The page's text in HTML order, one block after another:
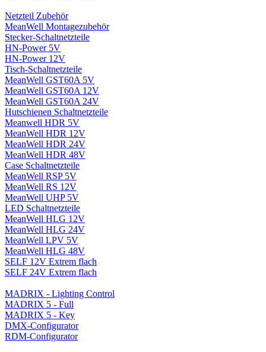
Netzteil Zubehör
MeanWell Montagezubehör
Stecker-Schaltnetzteile
HN-Power 5V
HN-Power 12V
Tisch-Schaltnetzteile
MeanWell GST60A 5V
MeanWell GST60A 12V
MeanWell GST60A 24V
Hutschienen Schaltnetzteile
Meanwell HDR 5V
MeanWell HDR 12V
MeanWell HDR 24V
MeanWell HDR 48V
Case Schaltnetzteile
MeanWell RSP 5V
MeanWell RS 12V
MeanWell UHP 5V
LED Schaltnetzteile
MeanWell HLG 12V
MeanWell HLG 24V
MeanWell LPV 5V
MeanWell HLG 48V
SELF 12V Extrem flach
SELF 24V Extrem flach
MADRIX - Lighting Control
MADRIX 5 - Full
MADRIX 5 - Key
DMX-Configurator
RDM-Configurator